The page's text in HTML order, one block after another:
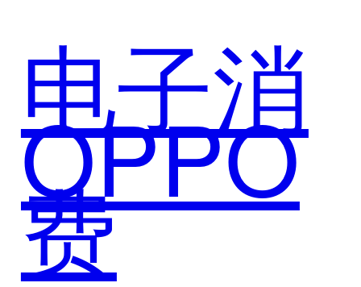
CRM，
实现客
电子消
费
OPPO